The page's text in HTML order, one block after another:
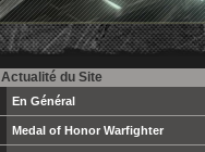
Actualité du Site
En Général
Medal of Honor Warfighter